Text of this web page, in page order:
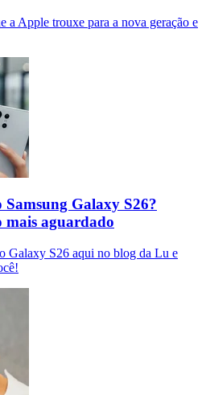
a Apple trouxe para a nova geração e
Samsung Galaxy S26?
mais aguardado
Galaxy S26 aqui no blog da Lu e